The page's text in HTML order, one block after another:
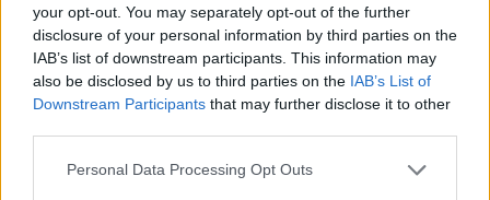
your opt-out. You may separately opt-out of the further
disclosure of your personal information by third parties on the
IAB’s list of downstream participants. This information may
also be disclosed by us to third parties on the IAB’s List of
Downstream Participants that may further disclose it to other
Personal Data Processing Opt Outs
földszoroson két autóúton át, a Szjivas-tónál található
gáton földúton, illetve Csonhar felől két, egymással
párhuzamosan futó hídon. Az ukránok ma hajnalban az
utóbbi útvonal nagyobbik hídját luggatták ki, vélhetően egy